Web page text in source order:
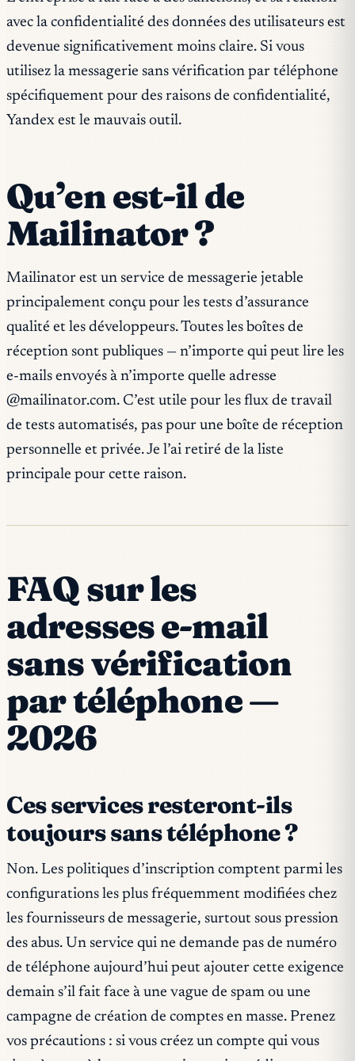
avec la confidentialité des données des utilisateurs est
devenue significativement moins claire. Si vous
utilisez la messagerie sans vérification par téléphone
spécifiquement pour des raisons de confidentialité,
Yandex est le mauvais outil.
Qu’en est-il de
Mailinator ?
Mailinator est un service de messagerie jetable
principalement conçu pour les tests d’assurance
qualité et les développeurs. Toutes les boîtes de
réception sont publiques — n’importe qui peut lire les
e-mails envoyés à n’importe quelle adresse
@mailinator.com. C’est utile pour les flux de travail
de tests automatisés, pas pour une boîte de réception
personnelle et privée. Je l’ai retiré de la liste
principale pour cette raison.
FAQ sur les
adresses e-mail
sans vérification
par téléphone —
2026
Ces services resteront-ils
toujours sans téléphone ?
Non. Les politiques d’inscription comptent parmi les
configurations les plus fréquemment modifiées chez
les fournisseurs de messagerie, surtout sous pression
des abus. Un service qui ne demande pas de numéro
de téléphone aujourd’hui peut ajouter cette exigence
demain s’il fait face à une vague de spam ou une
campagne de création de comptes en masse. Prenez
vos précautions : si vous créez un compte qui vous